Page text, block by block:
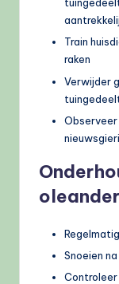
Train
raken
Verwijder
oleander
Snoeien
Controleer